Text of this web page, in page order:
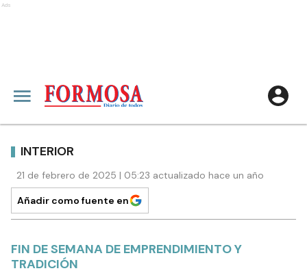
Ads
INTERIOR
21 de febrero de 2025 | 05:23 actualizado hace un año
Añadir como fuente en
FIN DE SEMANA DE EMPRENDIMIENTO Y
TRADICIÓN